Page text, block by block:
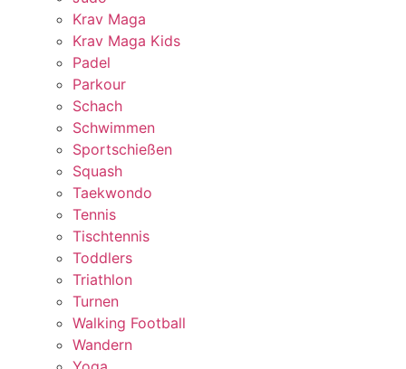
Krav Maga
Krav Maga Kids
Padel
Parkour
Schach
Schwimmen
Sportschießen
Squash
Taekwondo
Tennis
Tischtennis
Toddlers
Triathlon
Turnen
Walking Football
Wandern